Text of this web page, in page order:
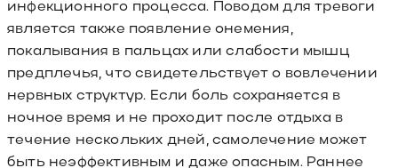
инфекционного процесса. Поводом для тревоги
является также появление онемения,
покалывания в пальцах или слабости мышц
предплечья, что свидетельствует о вовлечении
нервных структур. Если боль сохраняется в
ночное время и не проходит после отдыха в
течение нескольких дней, самолечение может
быть неэффективным и даже опасным. Раннее